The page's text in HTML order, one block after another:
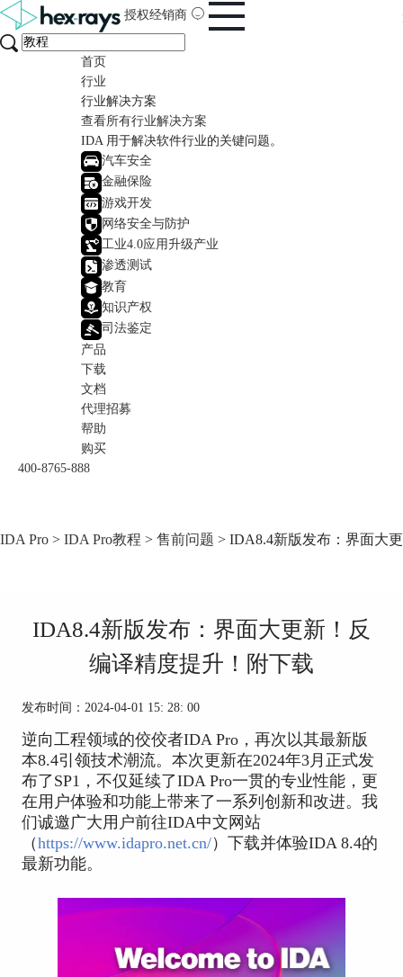
授权经销商
首页
行业
行业解决方案
查看所有行业解决方案
IDA 用于解决软件行业的关键问题。
汽车安全
金融保险
游戏开发
网络安全与防护
工业4.0应用升级产业
渗透测试
教育
知识产权
司法鉴定
产品
下载
文档
代理招募
帮助
购买
400-8765-888
IDA Pro > IDA Pro教程 > 售前问题 > IDA8.4新版发布：界面大
IDA8.4新版发布：界面大更新！反
编译精度提升！附下载
发布时间：2024-04-01 15: 28: 00
逆向工程领域的佼佼者IDA Pro，再次以其最新版
本8.4引领技术潮流。本次更新在2024年3月正式发
布了SP1，不仅延续了IDA Pro一贯的专业性能，更
在用户体验和功能上带来了一系列创新和改进。我
们诚邀广大用户前往IDA中文网站
（https://www.idapro.net.cn/）下载并体验IDA 8.4的
最新功能。